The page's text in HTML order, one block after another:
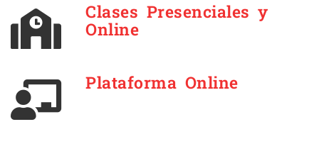
Clases Presenciales y
Online
Plataforma Online